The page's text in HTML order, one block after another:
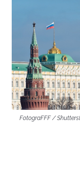
FotograFFF /